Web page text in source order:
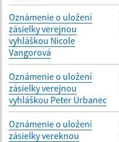
Oznámenie o uložení
zásielky verejnou
vyhláškou Nicole
Vangorová
Oznámenie o uložení
zásielky verejnou
vyhláškou Peter Urbanec
Oznámenie o uložení
zásielky vereknou